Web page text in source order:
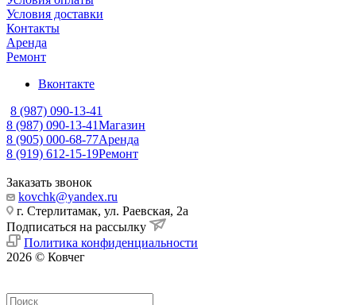
Условия доставки
Контакты
Аренда
Ремонт
Вконтакте
8 (987) 090-13-41
8 (987) 090-13-41Магазин
8 (905) 000-68-77Аренда
8 (919) 612-15-19Ремонт
Заказать звонок
kovchk@yandex.ru
г. Стерлитамак, ул. Раевская, 2а
Подписаться на рассылку
Политика конфиденциальности
2026 © Ковчег